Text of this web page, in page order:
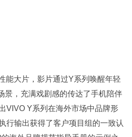
能大片，影片通过Y系列唤醒年轻
景，充满戏剧感的传达了手机陪伴
VIVO Y系列在海外市场中品牌形
行输出获得了客户项目组的一致认